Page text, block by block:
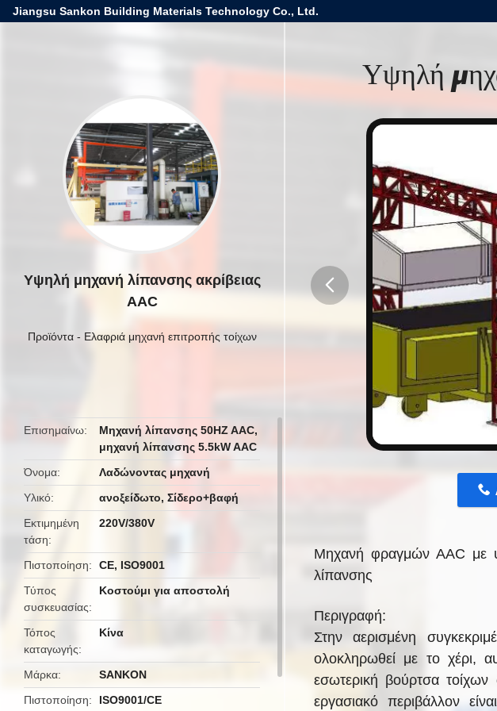
Jiangsu Sankon Building Materials Technology Co., Ltd.
Υψηλή μηχανή λίπανσης ακρίβειας
AAC
Προϊόντα- Ελαφριά μηχανή επιτροπής τοίχων
Επισημαίνω Μηχανή λίπανσης 50HZ AAC,
μηχανή λίπανσης 5.5kW AAC
Όνομα
Λαδώνοντας μηχανή
Υλικό
ανοξείδωτο, Σίδερο+βαφή
Εκτιμημένη
τάση
220V/380V
Πιστοποίηση
CE, ISO9001
Τύπος
συσκευασίας
Κοστούμι για αποστολή
Τόπος
καταγωγής
Κίνα
Μάρκα
SANKON
Πιστοποίηση
ISO9001/CE
Υψηλή
Μηχανή φραγμών AAC με
λίπανσης
Περιγραφή:
Στην αερισμένη
ολοκληρωθεί με το χέρι,
εσωτερική βούρτσα
εργασιακό περιβάλλον